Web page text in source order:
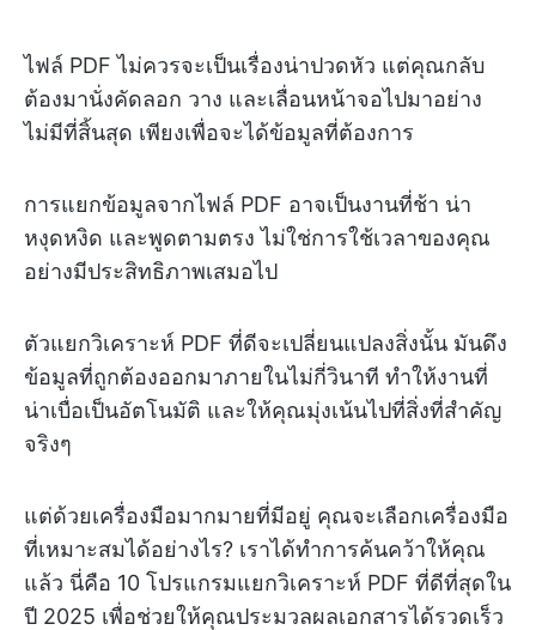
ไฟล์ PDF ไม่ควรจะเป็นเรื่องน่าปวดหัว แต่คุณกลับ
ต้องมานั่งคัดลอก วาง และเลื่อนหน้าจอไปมาอย่าง
ไม่มีที่สิ้นสุด เพียงเพื่อจะได้ข้อมูลที่ต้องการ
การแยกข้อมูลจากไฟล์ PDF อาจเป็นงานที่ช้า น่า
หงุดหงิด และพูดตามตรง ไม่ใช่การใช้เวลาของคุณ
อย่างมีประสิทธิภาพเสมอไป
ตัวแยกวิเคราะห์ PDF ที่ดีจะเปลี่ยนแปลงสิ่งนั้น มันดึง
ข้อมูลที่ถูกต้องออกมาภายในไม่กี่วินาที ทำให้งานที่
น่าเบื่อเป็นอัตโนมัติ และให้คุณมุ่งเน้นไปที่สิ่งที่สำคัญ
จริงๆ
แต่ด้วยเครื่องมือมากมายที่มีอยู่ คุณจะเลือกเครื่องมือ
ที่เหมาะสมได้อย่างไร? เราได้ทำการค้นคว้าให้คุณ
แล้ว นี่คือ 10 โปรแกรมแยกวิเคราะห์ PDF ที่ดีที่สุดใน
ปี 2025 เพื่อช่วยให้คุณประมวลผลเอกสารได้รวดเร็ว